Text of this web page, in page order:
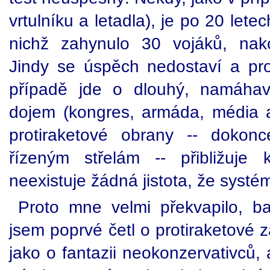
vrtulníku a letadla), je po 20
nichž zahynulo 30 vojáků,
Jindy se úspěch nedostaví a
případě jde o dlouhý,
dojem (kongres, armáda,
protiraketové obrany --
řízeným střelám -- přibližuje
neexistuje žádná jistota, že
Proto mne velmi překvapilo,
jsem poprvé četl o protiraketové
jako o fantazii